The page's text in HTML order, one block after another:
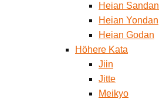
Heian Sandan
Heian Yondan
Heian Godan
Höhere Kata
Jiin
Jitte
Meikyo